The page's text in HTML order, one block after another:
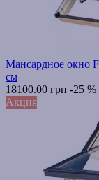
Мансардное окно
см
18100.00 грн -25 %
Акция